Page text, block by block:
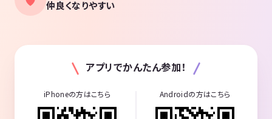
仲良くなりやすい
アプリでかんたん参加！
iPhoneの方はこちら Androidの方はこちら